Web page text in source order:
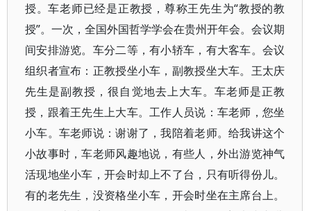
授。车老师已经是正教授，尊称王先生为“教授的教
授”。一次，全国外国哲学学会在贵州开年会。会议期
间安排游览。车分二等，有小轿车，有大客车。会议
组织者宣布：正教授坐小车，副教授坐大车。王太庆
先生是副教授，很自觉地去上大车。车老师是正教
授，跟着王先生上大车。工作人员说：车老师，您坐
小车。车老师说：谢谢了，我陪着老师。给我讲这个
小故事时，车老师风趣地说，有些人，外出游览神气
活现地坐小车，开会时却上不了台，只有听得份儿。
有的老先生，没资格坐小车，开会时坐在主席台上。